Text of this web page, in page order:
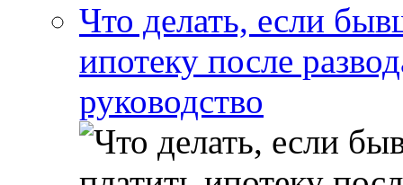
Что делать, если
ипотеку после
руководство